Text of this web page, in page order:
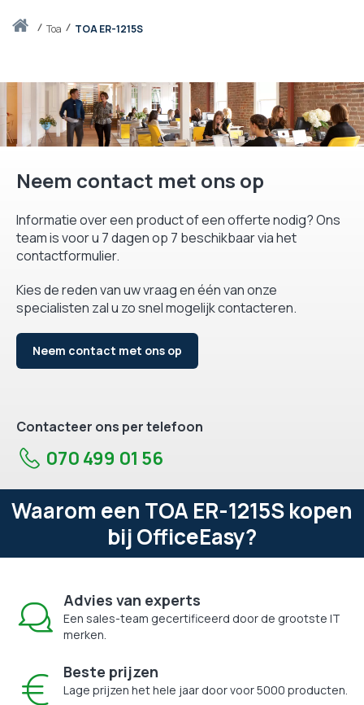
Thuistoa TOA ER-1215S
Neem contact met ons op
Informatie over een product of een offerte nodig? Ons
team is voor u 7 dagen op 7 beschikbaar via het
contactformulier.
Kies de reden van uw vraag en één van onze
specialisten zal u zo snel mogelijk contacteren.
Neem contact met ons op
Contacteer ons per telefoon
070 499 01 56
Waarom een TOA ER-1215S kopen
bij OfficeEasy?
Advies van experts
Een sales-team gecertificeerd door de grootste IT
merken.
Beste prijzen
Lage prijzen het hele jaar door voor 5000 producten.